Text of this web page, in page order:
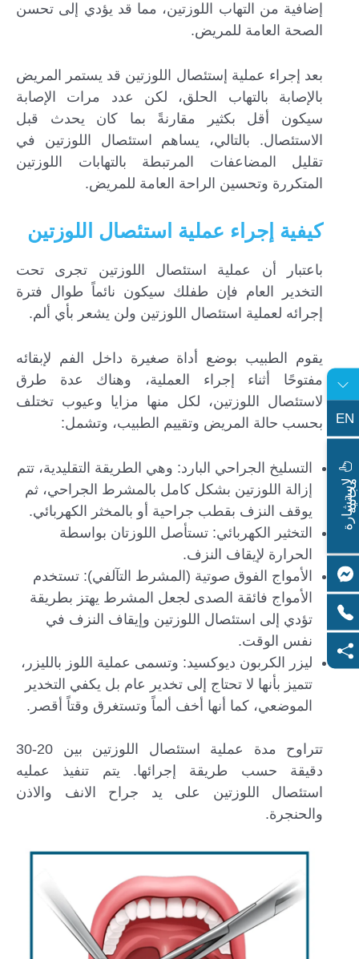
إضافية من التهاب اللوزتين، مما قد يؤدي إلى تحسن
الصحة العامة للمريض.
بعد إجراء عملية إستئصال اللوزتين قد يستمر المريض
بالإصابة بالتهاب الحلق، لكن عدد مرات الإصابة
سيكون أقل بكثير مقارنةً بما كان يحدث قبل
الاستئصال. بالتالي، يساهم استئصال اللوزتين في
تقليل المضاعفات المرتبطة بالتهابات اللوزتين
المتكررة وتحسين الراحة العامة للمريض.
كيفية إجراء عملية استئصال اللوزتين
باعتبار أن عملية استئصال اللوزتين تجرى تحت
التخدير العام فإن طفلك سيكون نائماً طوال فترة
إجرائه لعملية استئصال اللوزتين ولن يشعر بأي ألم.
يقوم الطبيب بوضع أداة صغيرة داخل الفم لإبقائه
مفتوحًا أثناء إجراء العملية، وهناك عدة طرق
لاستئصال اللوزتين، لكل منها مزايا وعيوب تختلف
بحسب حالة المريض وتقييم الطبيب، وتشمل:
التسليخ الجراحي البارد: وهي الطريقة التقليدية، تتم
إزالة اللوزتين بشكل كامل بالمشرط الجراحي، ثم
يوقف النزف بقطب جراحية أو بالمخثر الكهربائي.
التخثير الكهربائي: تستأصل اللوزتان بواسطة
الحرارة لإيقاف النزف.
الأمواج الفوق صوتية (المشرط التآلفي): تستخدم
الأمواج فائقة الصدى لجعل المشرط يهتز بطريقة
تؤدي إلى استئصال اللوزتين وإيقاف النزف في
نفس الوقت.
ليزر الكربون ديوكسيد: وتسمى عملية اللوز بالليزر،
تتميز بأنها لا تحتاج إلى تخدير عام بل يكفي التخدير
الموضعي، كما أنها أخف ألماً وتستغرق وقتاً أقصر.
تتراوح مدة عملية استئصال اللوزتين بين 20-30
دقيقة حسب طريقة إجرائها. يتم تنفيذ عمليه
استئصال اللوزتين على يد جراح الانف والاذن
والحنجرة.
EN
ل
ا
س
ت
ش
ا
ر
ة
م
ج
ا
ن
ي
ة